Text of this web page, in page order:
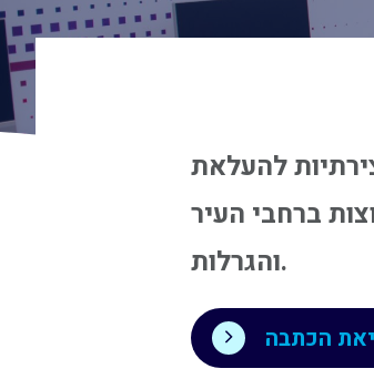
בדרכים יצירתיות להעלאת
ברחבי העיר
והגרלות.
הכתבה